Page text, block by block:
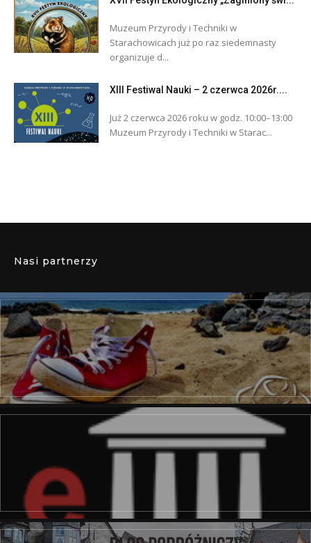
Muzeum Przyrody i Techniki w
Starachowicach już po raz siedemnasty
organizuje d...
XIII Festiwal Nauki – 2 czerwca 2026r....
Już 2 czerwca 2026 roku w godz. 10:00–13:00
Muzeum Przyrody i Techniki w Starac...
Nasi partnerzy